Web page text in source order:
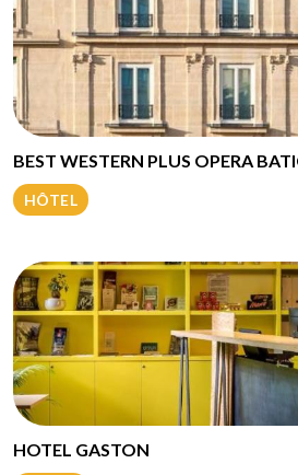
BEST WESTERN PLUS OPERA
HÔTEL
HOTEL GASTON